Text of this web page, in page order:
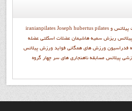
iranianpilates Joseph hubertus pilates پیلاتس و
ریزش سميه هاشيمان عضلات اسکلتی عضله
فدراسیون ورزش های همگانی فواید ورزش پیلاتس
پيلاتس مسابقه ناهنجاری های سر چهار گروه